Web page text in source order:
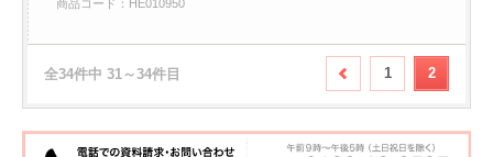
商品コード：HE010950
全34件中 31～34件目 1 2